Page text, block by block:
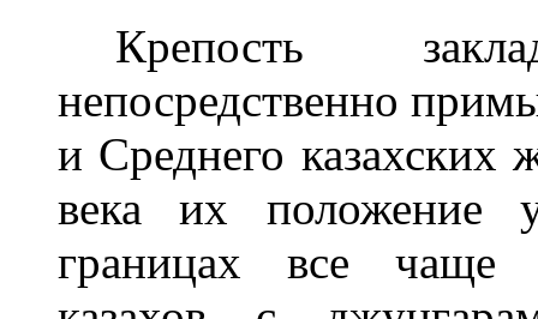
Крепость
непосредственно
и Среднего
века их положение
границах все чаще